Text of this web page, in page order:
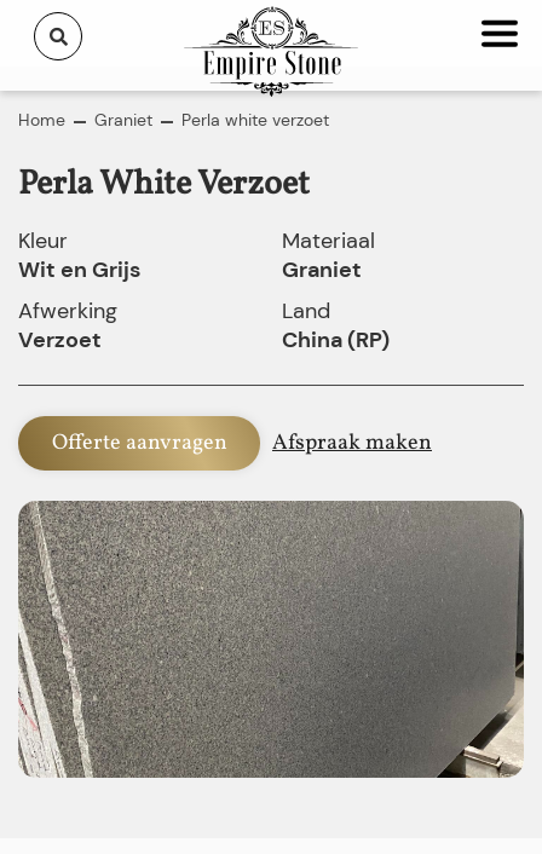
Home Graniet Perla white verzoet
Perla White Verzoet
Kleur
Wit en Grijs
Afwerking
Verzoet
Materiaal
Graniet
Land
China (RP)
Offerte aanvragen Afspraak maken